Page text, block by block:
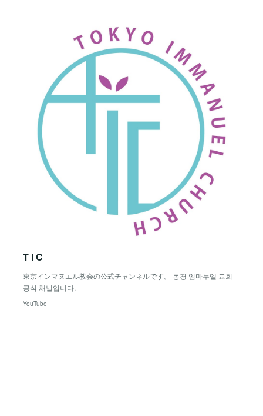
T I C
東京インマヌエル教会の公式チャンネルです。 동경 임마누엘 교회
공식 채널입니다.
YouTube